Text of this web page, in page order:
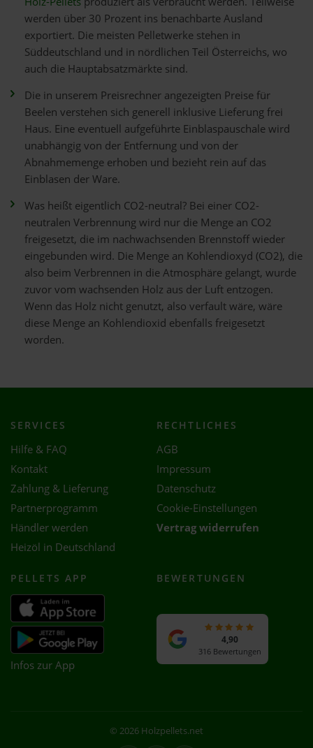
werden über 30 Prozent ins benachbarte Ausland
exportiert. Die meisten Pelletwerke stehen in
Süddeutschland und in nördlichen Teil Österreichs, wo
auch die Hauptabsatzmärkte sind.
Die in unserem Preisrechner angezeigten Preise für
Beelen verstehen sich generell inklusive Lieferung frei
Haus. Eine eventuell aufgeführte Einblaspauschale wird
unabhängig von der Entfernung und von der
Abnahmemenge erhoben und bezieht rein auf das
Einblasen der Ware.
Was heißt eigentlich CO2-neutral? Bei einer CO2-
neutralen Verbrennung wird nur die Menge an CO2
freigesetzt, die im nachwachsenden Brennstoff wieder
eingebunden wird. Die Menge an Kohlendioxyd (CO2), die
also beim Verbrennen in die Atmosphäre gelangt, wurde
zuvor vom wachsenden Holz aus der Luft entzogen.
Wenn das Holz nicht genutzt, also verfault wäre, wäre
diese Menge an Kohlendioxid ebenfalls freigesetzt
worden.
SERVICES
Hilfe & FAQ
Kontakt
Zahlung & Lieferung
Partnerprogramm
Händler werden
Heizöl in Deutschland
RECHTLICHES
AGB
Impressum
Datenschutz
Cookie-Einstellungen
Vertrag widerrufen
PELLETS APP
Infos zur App
BEWERTUNGEN
4,90
316 Bewertungen
© 2026 Holzpellets.net